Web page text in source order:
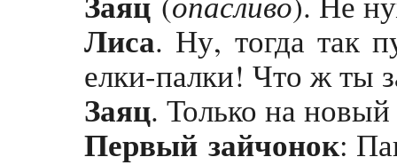
Лиса. Ну, тогда так
елки-палки! Что ж ты
Заяц. Только на новый
Первый зайчонок: